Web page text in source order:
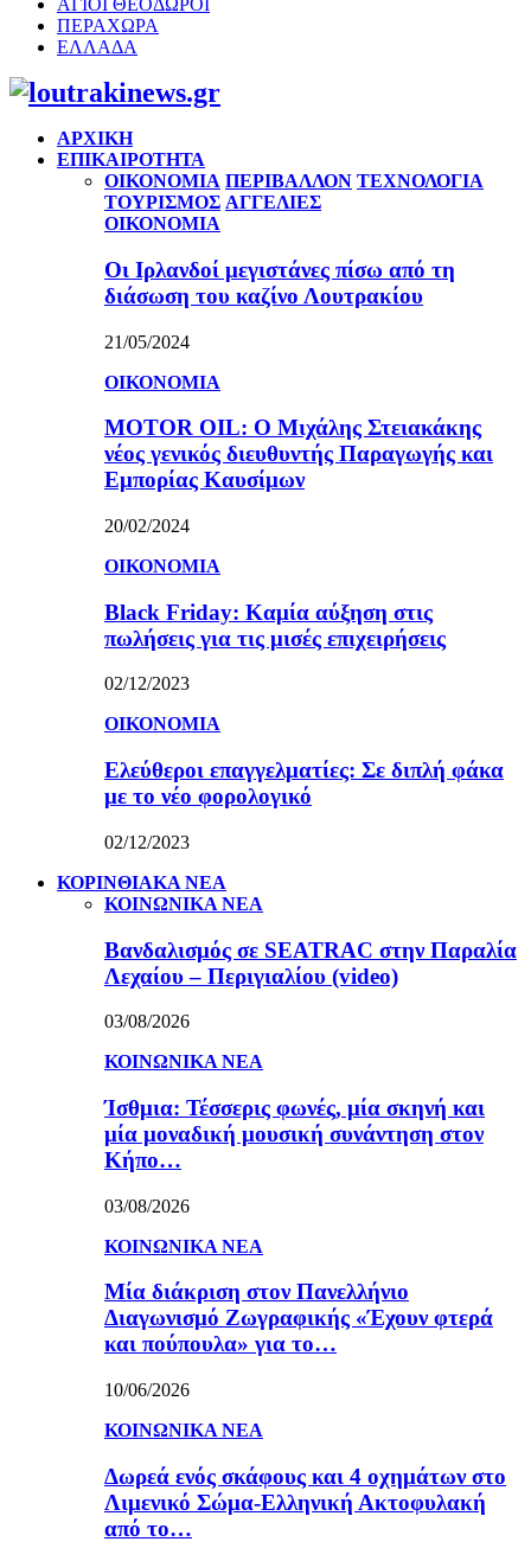
ΑΓΙΟΙ ΘΕΟΔΩΡΟΙ
ΠΕΡΑΧΩΡΑ
ΕΛΛΑΔΑ
Facebook
Twitter
Instagram
Pinterest
Youtube
ΑΡΧΙΚΗ
ΕΠΙΚΑΙΡΟΤΗΤΑ
ΟΙΚΟΝΟΜΙΑ ΠΕΡΙΒΑΛΛΟΝ ΤΕΧΝΟΛΟΓΙΑ
ΤΟΥΡΙΣΜΟΣ ΑΓΓΕΛΙΕΣ
ΟΙΚΟΝΟΜΙΑ
Οι Ιρλανδοί μεγιστάνες πίσω από τη
διάσωση του καζίνο Λουτρακίου
21/05/2024
ΟΙΚΟΝΟΜΙΑ
MOTOR OIL: Ο Μιχάλης Στειακάκης
νέος γενικός διευθυντής Παραγωγής και
Εμπορίας Καυσίμων
20/02/2024
ΟΙΚΟΝΟΜΙΑ
Black Friday: Καμία αύξηση στις
πωλήσεις για τις μισές επιχειρήσεις
02/12/2023
ΟΙΚΟΝΟΜΙΑ
Ελεύθεροι επαγγελματίες: Σε διπλή φάκα
με το νέο φορολογικό
02/12/2023
ΚΟΡΙΝΘΙΑΚΑ ΝΕΑ
ΚΟΙΝΩΝΙΚΑ ΝΕΑ
Βανδαλισμός σε SEATRAC στην Παραλία
Λεχαίου – Περιγιαλίου (video)
03/08/2026
ΚΟΙΝΩΝΙΚΑ ΝΕΑ
Ίσθμια: Τέσσερις φωνές, μία σκηνή και
μία μοναδική μουσική συνάντηση στον
Κήπο…
03/08/2026
ΚΟΙΝΩΝΙΚΑ ΝΕΑ
Μία διάκριση στον Πανελλήνιο
Διαγωνισμό Ζωγραφικής «Έχουν φτερά
και πούπουλα» για το…
10/06/2026
ΚΟΙΝΩΝΙΚΑ ΝΕΑ
Δωρεά ενός σκάφους και 4 οχημάτων στο
Λιμενικό Σώμα-Ελληνική Ακτοφυλακή
από το…